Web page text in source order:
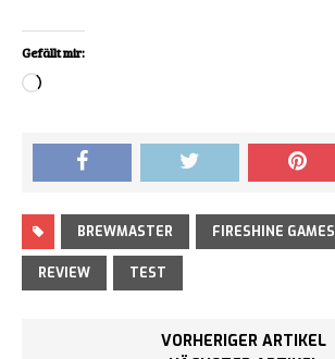
Gefällt mir:
Loading…
BREWMASTER FIRESHINE GAMES
REVIEW TEST
VORHERIGER ARTIKEL